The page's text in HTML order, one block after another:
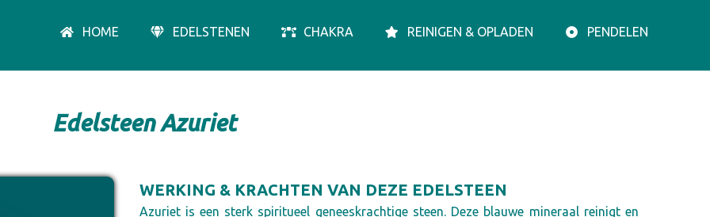
HOME EDELSTENEN CHAKRA REINIGEN & OPLADEN PENDELEN
Edelsteen Azuriet
WERKING & KRACHTEN VAN DEZE EDELSTEEN
Azuriet is een sterk spiritueel geneeskrachtige steen. Deze blauwe mineraal reinigt en